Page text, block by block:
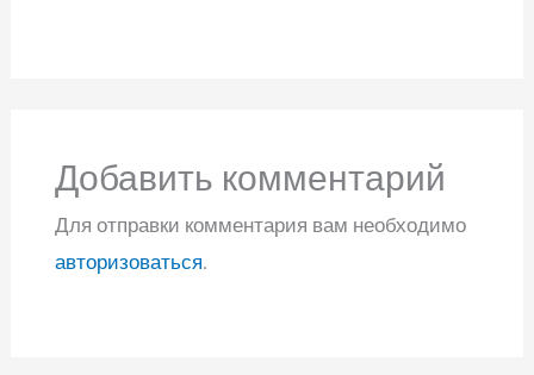
Добавить комментарий
Для отправки комментария вам необходимо
авторизоваться.